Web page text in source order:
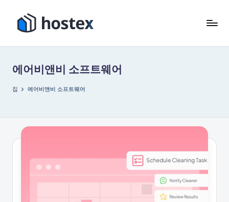
츠
스
휴
가
용
소
에어비앤비 소프트웨어
집 에어비앤비 소프트웨어